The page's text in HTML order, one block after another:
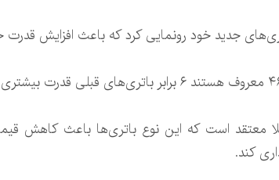
جدید خود رونمایی کرد که باعث افزایش
است که این نوع باتری‌ها باعث کاهش
کند.